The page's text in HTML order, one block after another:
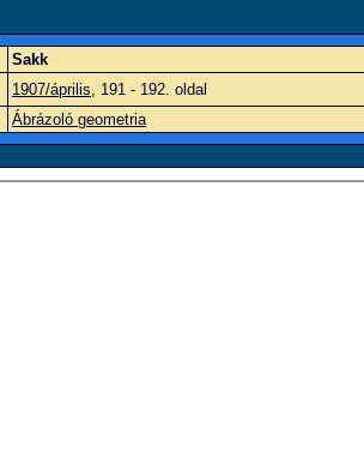
Sakk
1907/április, 191 - 192. oldal
Ábrázoló geometria